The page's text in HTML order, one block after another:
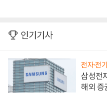
인기기사
전자·전
삼성전
해외 증